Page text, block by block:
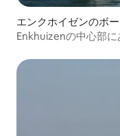
エンクホイゼンのボ
Enkhuizenの中心部に